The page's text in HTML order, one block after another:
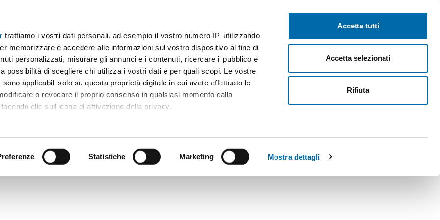
trattiamo i vostri dati personali, ad esempio il vostro numero IP, utilizzando
memorizzare e accedere alle informazioni sul vostro dispositivo al fine di
personalizzati, misurare gli annunci e i contenuti, ricercare il pubblico e
possibilità di scegliere chi utilizza i vostri dati e per quali scopi. Le vostre
applicabili solo su questa proprietà digitale in cui avete effettuato le
o revocare il proprio consenso in qualsiasi momento dalla
clic sull'icona di attivazione della privacy.
scansionandolo attivamente alla ricerca di caratteristiche specifiche
contenuti ed annunci, per fornire funzionalità dei social media e
Statistiche Marketing Mostra dettagli
Accetta tutti
Accetta selezionati
Rifiuta
Pubblica gratis Inizia sessione